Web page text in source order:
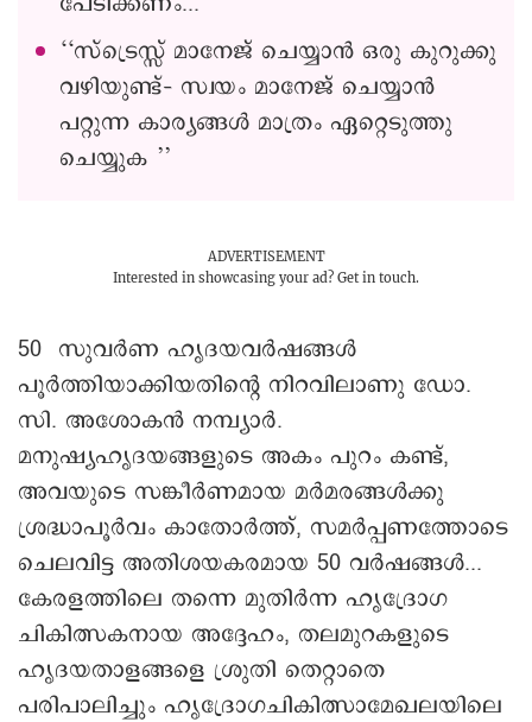
‘‘സ്ട്രെസ്സ് മാനേജ് ചെയ്യാൻ ഒരു കുറുക്കു
വഴിയുണ്ട്– സ്വയം മാനേജ് ചെയ്യാൻ
പറ്റുന്ന കാര്യങ്ങൾ മാത്രം ഏറ്റെടുത്തു
ചെയ്യുക ’’
ADVERTISEMENT
Interested in showcasing your ad? Get in touch.
50 സുവർണ ഹൃദയവർഷങ്ങൾ
പൂർത്തിയാക്കിയതിന്റെ നിറവിലാണു ഡോ.
സി. അശോകൻ നമ്പ്യാർ.
മനുഷ്യഹൃദയങ്ങളുടെ അകം പുറം കണ്ട്,
അവയുടെ സങ്കീർണമായ മർമരങ്ങൾക്കു
ശ്രദ്ധാപൂർവം കാതോർത്ത്, സമർപ്പണത്തോടെ
ചെലവിട്ട അതിശയകരമായ 50 വർഷങ്ങൾ...
കേരളത്തിലെ തന്നെ മുതിർന്ന ഹൃദ്രോഗ
ചികിത്സകനായ അദ്ദേഹം, തലമുറകളുടെ
ഹൃദയതാളങ്ങളെ ശ്രുതി തെറ്റാതെ
പരിപാലിച്ചും ഹൃദ്രോഗചികിത്സാമേഖലയിലെ